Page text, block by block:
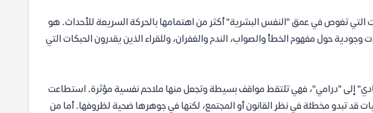
التي تغوص في عمق "النفس البشرية" أكثر من اهتمامها بالحركة السريعة للأحداث. هو
حول مفهوم الخطأ والصواب، الندم والغفران، وللقراء الذين يقدرون الحبكات التي
إلى "درامي"، فهي تلتقط مواقف بسيطة وتجعل منها ملاحم نفسية مؤثرة. استطاعت
قد تبدو مخطئة في نظر القانون أو المجتمع، لكنها في جوهرها ضحية لظروفها. أما من